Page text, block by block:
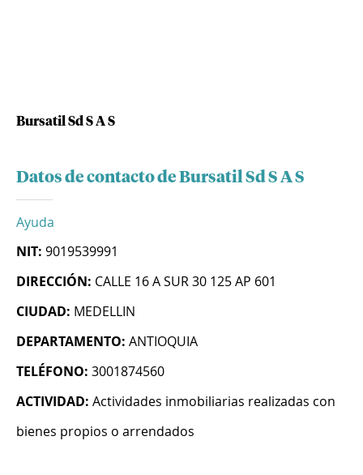
Bursatil Sd S A S
Datos de contacto de Bursatil Sd S A S
Ayuda
NIT: 9019539991
DIRECCIÓN: CALLE 16 A SUR 30 125 AP 601
CIUDAD: MEDELLIN
DEPARTAMENTO: ANTIOQUIA
TELÉFONO: 3001874560
ACTIVIDAD: Actividades inmobiliarias realizadas con
bienes propios o arrendados